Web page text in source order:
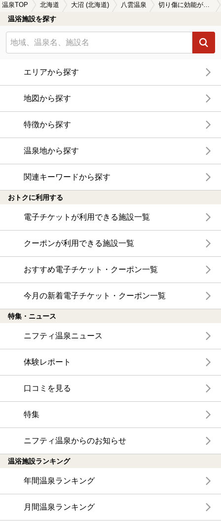
温泉TOP 北海道 大沼 (北海道) 八雲温泉 切り傷に効能がある八雲温泉の温泉、日帰り温泉、スーパー銭湯おすすめ
温浴施設を探す
エリアから探す
地図から探す
特徴から探す
温泉地から探す
関連キーワードから探す
おトクに利用する
電子チケットが利用できる施設一覧
クーポンが利用できる施設一覧
おすすめ電子チケット・クーポン一覧
今月の新着電子チケット・クーポン一覧
特集・ニュース
ニフティ温泉ニュース
体験レポート
口コミを見る
特集
ニフティ温泉からのお知らせ
温浴施設ランキング
年間温泉ランキング
月間温泉ランキング